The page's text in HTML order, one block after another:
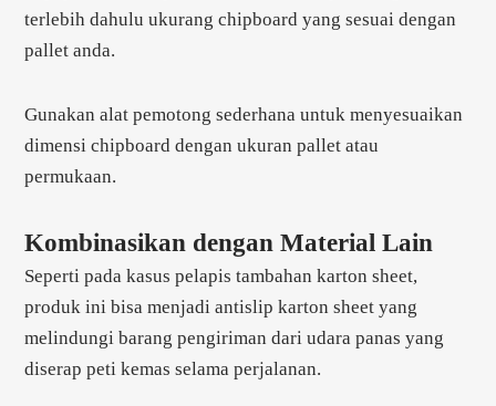
terlebih dahulu ukurang chipboard yang sesuai dengan
pallet anda.
Gunakan alat pemotong sederhana untuk menyesuaikan
dimensi chipboard dengan ukuran pallet atau
permukaan.
Kombinasikan dengan Material Lain
Seperti pada kasus pelapis tambahan karton sheet,
produk ini bisa menjadi antislip karton sheet yang
melindungi barang pengiriman dari udara panas yang
diserap peti kemas selama perjalanan.